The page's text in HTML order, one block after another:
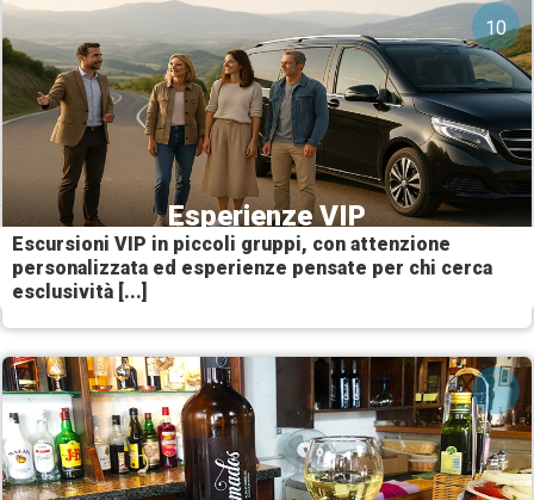
10
Esperienze VIP
Escursioni VIP in piccoli gruppi, con attenzione
personalizzata ed esperienze pensate per chi cerca
esclusività [...]